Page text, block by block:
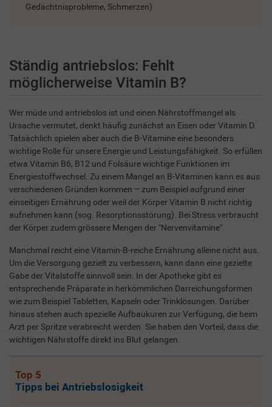
Gedächtnisprobleme, Schmerzen)
Ständig antriebslos: Fehlt
möglicherweise Vitamin B?
Wer müde und antriebslos ist und einen Nährstoffmangel als
Ursache vermutet, denkt häufig zunächst an Eisen oder Vitamin D.
Tatsächlich spielen aber auch die B-Vitamine eine besonders
wichtige Rolle für unsere Energie und Leistungsfähigkeit. So erfüllen
etwa Vitamin B6, B12 und Folsäure wichtige Funktionen im
Energiestoffwechsel. Zu einem Mangel an B-Vitaminen kann es aus
verschiedenen Gründen kommen – zum Beispiel aufgrund einer
einseitigen Ernährung oder weil der Körper Vitamin B nicht richtig
aufnehmen kann (sog. Resorptionsstörung). Bei Stress verbraucht
der Körper zudem grössere Mengen der "Nervenvitamine".
Manchmal reicht eine Vitamin-B-reiche Ernährung alleine nicht aus.
Um die Versorgung gezielt zu verbessern, kann dann eine gezielte
Gabe der Vitalstoffe sinnvoll sein. In der Apotheke gibt es
entsprechende Präparate in herkömmlichen Darreichungsformen
wie zum Beispiel Tabletten, Kapseln oder Trinklösungen. Darüber
hinaus stehen auch spezielle Aufbaukuren zur Verfügung, die beim
Arzt per Spritze verabreicht werden. Sie haben den Vorteil, dass die
wichtigen Nährstoffe direkt ins Blut gelangen.
Top 5
Tipps bei Antriebslosigkeit